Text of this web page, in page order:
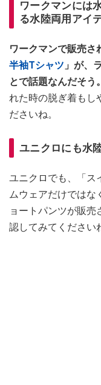
ワークマンには
る水陸両用アイ
ワークマンで販売さ
半袖Tシャツ 」が、
とで話題なんだそう。
れた時の脱ぎ着もし
ださいね。
ユニクロにも水
ユニクロでも、「ス
ムウェアだけではな
ョートパンツが販
認してみてください